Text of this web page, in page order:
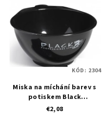
Miska na míchání barev s
potiskem Black
Professional
€2,08
KÓD: 2304